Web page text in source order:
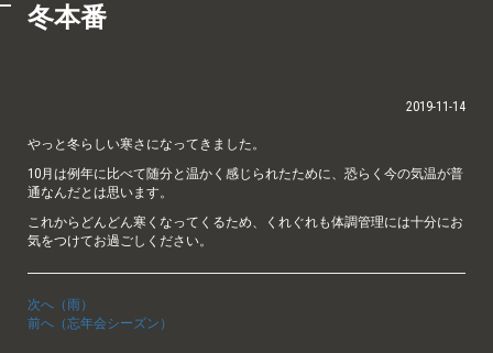
冬本番
2019-11-14
やっと冬らしい寒さになってきました。
10月は例年に比べて随分と温かく感じられたために、恐らく今の気温が普
通なんだとは思います。
これからどんどん寒くなってくるため、くれぐれも体調管理には十分にお
気をつけてお過ごしください。
次へ（雨）
前へ（忘年会シーズン）